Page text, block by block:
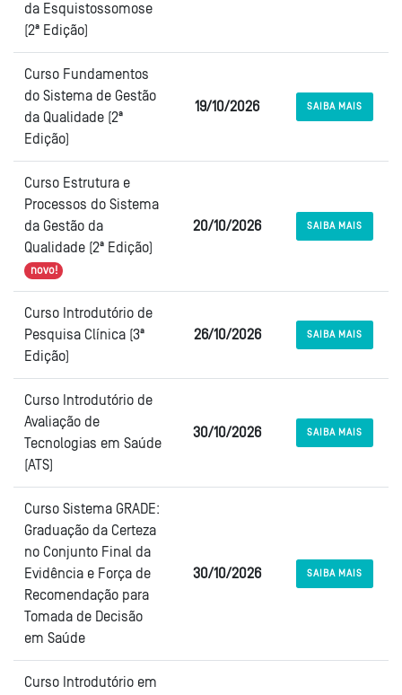
da Esquistossomose
(2ª Edição)
Curso Fundamentos
do Sistema de Gestão
da Qualidade (2ª
Edição)
19/10/2026 SAIBA MAIS
Curso Estrutura e
Processos do Sistema
da Gestão da
Qualidade (2ª Edição)
novo!
20/10/2026 SAIBA MAIS
Curso Introdutório de
Pesquisa Clínica (3ª
Edição)
26/10/2026 SAIBA MAIS
Curso Introdutório de
Avaliação de
Tecnologias em Saúde
(ATS)
30/10/2026 SAIBA MAIS
Curso Sistema GRADE:
Graduação da Certeza
no Conjunto Final da
Evidência e Força de
Recomendação para
Tomada de Decisão
em Saúde
30/10/2026 SAIBA MAIS
Curso Introdutório em